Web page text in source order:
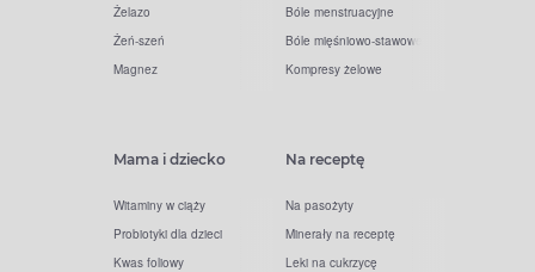
Żelazo
Żeń-szeń
Magnez
Bóle menstruacyjne
Bóle mięśniowo-stawowe
Kompresy żelowe
Mama i dziecko
Witaminy w ciąży
Probiotyki dla dzieci
Kwas foliowy
Na receptę
Na pasożyty
Minerały na receptę
Leki na cukrzycę